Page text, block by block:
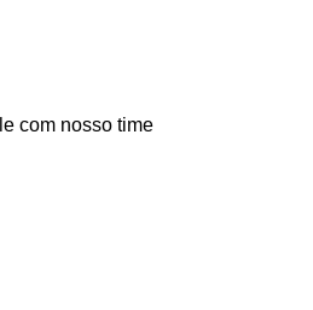
com nosso time